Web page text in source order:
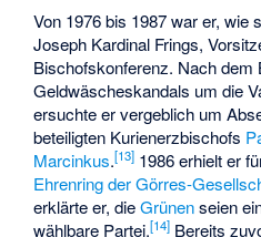
Von 1976 bis 1987 war er, wie
Joseph Kardinal Frings,
Bischofskonferenz. Nach dem
Geldwäscheskandals um die
ersuchte er vergeblich um
beteiligten Kurienerzbischofs
Marcinkus.[13] 1986 erhielt er
Ehrenring der Görres-
erklärte er, dieGrünenseien
wählbare Partei.[14] Bereits